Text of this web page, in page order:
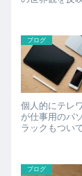
ブログ
個人的にテレ
が仕事用のパソコンデスク
ラックもつい
ブログ